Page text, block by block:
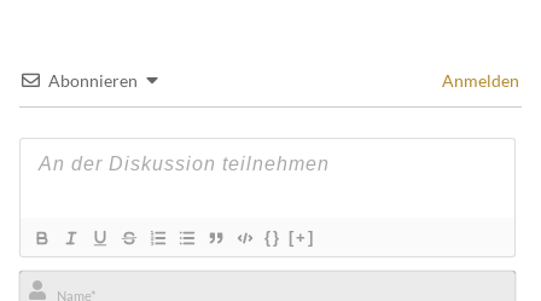
Abonnieren Anmelden
{} [+]